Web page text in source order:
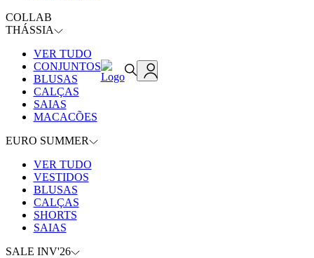
COLLAB
THÁSSIA
VER TUDO
CONJUNTOS
BLUSAS
CALÇAS
SAIAS
MACACÕES
EURO SUMMER
VER TUDO
VESTIDOS
BLUSAS
CALÇAS
SHORTS
SAIAS
SALE INV'26